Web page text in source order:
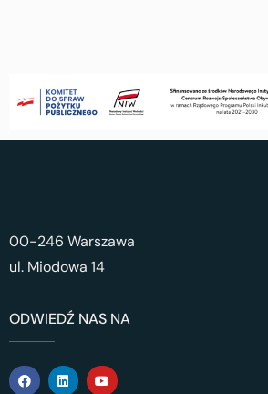
00-246 Warszawa
ul. Miodowa 14
ODWIEDŹ NAS NA